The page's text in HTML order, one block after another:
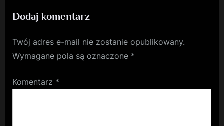
Dodaj komentarz
Twój adres e-mail nie zostanie opublikowany.
Wymagane pola są oznaczone *
Komentarz *